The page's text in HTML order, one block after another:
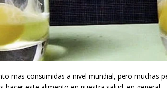
mas consumidas a nivel mundial, pero muchas